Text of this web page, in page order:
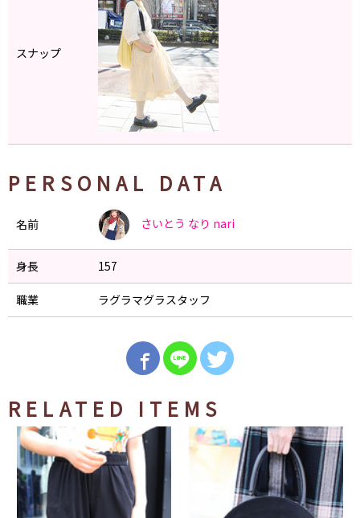
スナップ
PERSONAL DATA
名前 さいとう なり nari
身長 157
職業 ラグラマグラスタッフ
RELATED ITEMS